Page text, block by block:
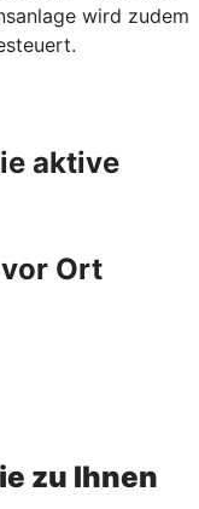
wird zudem
aktive
Ort
zu Ihnen